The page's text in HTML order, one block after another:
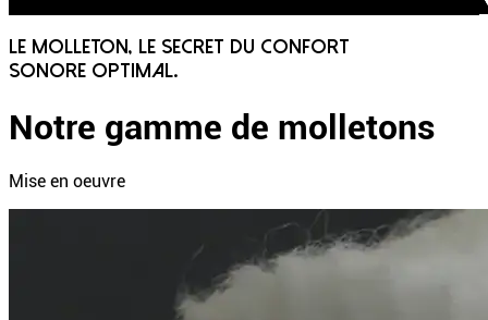
Le molleton, le secret du confort
sonore optimal.
Notre gamme de molletons
Mise en oeuvre